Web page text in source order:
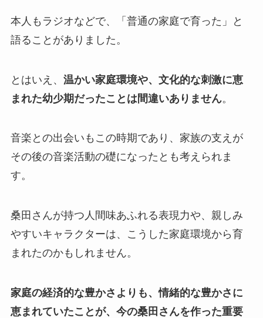
本人もラジオなどで、「普通の家庭で育った」と
語ることがありました。
とはいえ、 温かい家庭環境や、文化的な刺激に恵
まれた幼少期だったことは間違いありません。
音楽との出会いもこの時期であり、家族の支えが
その後の音楽活動の礎になったとも考えられま
す。
桑田さんが持つ人間味あふれる表現力や、親しみ
やすいキャラクターは、こうした家庭環境から育
まれたのかもしれません。
家庭の経済的な豊かさよりも、情緒的な豊かさに
恵まれていたことが、今の桑田さんを作った重要